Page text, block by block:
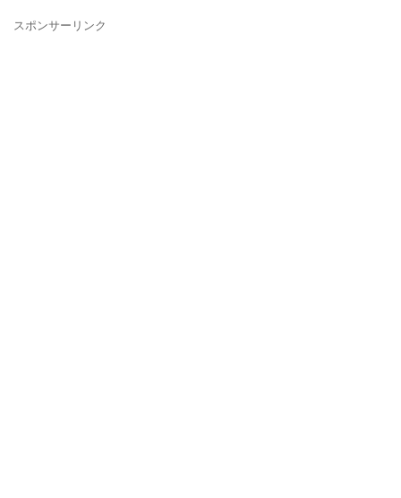
スポンサーリンク